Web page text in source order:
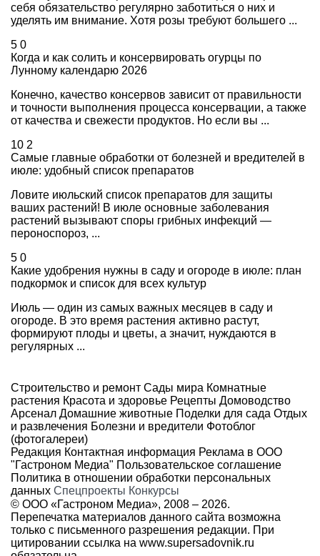
себя обязательство регулярно заботиться о них и
уделять им внимание. Хотя розы требуют большего ...
5 0
Когда и как солить и консервировать огурцы по
Лунному календарю 2026
Конечно, качество консервов зависит от правильности
и точности выполнения процесса консервации, а также
от качества и свежести продуктов. Но если вы ...
10 2
Самые главные обработки от болезней и вредителей в
июле: удобный список препаратов
Ловите июльский список препаратов для защиты
ваших растений! В июле основные заболевания
растений вызывают споры грибных инфекций —
пероноспороз, ...
5 0
Какие удобрения нужны в саду и огороде в июле: план
подкормок и список для всех культур
Июль — один из самых важных месяцев в саду и
огороде. В это время растения активно растут,
формируют плоды и цветы, а значит, нуждаются в
регулярных ...
Строительство и ремонт Сады мира Комнатные
растения Красота и здоровье Рецепты Домоводство
Арсенал Домашние животные Поделки для сада Отдых
и развлечения Болезни и вредители Фотоблог
(фотогалереи)
Редакция Контактная информация Реклама в ООО
"Гастроном Медиа" Пользовательское соглашение
Политика в отношении обработки персональных
данных Спецпроекты Конкурсы
© ООО «Гастроном Медиа», 2008 – 2026.
Перепечатка материалов данного сайта возможна
только с письменного разрешения редакции. При
цитировании ссылка на www.supersadovnik.ru